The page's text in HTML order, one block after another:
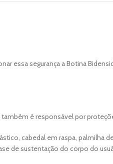
essa segurança a Botina
é responsável por
cabedal em raspa, palmilha
de sustentação do corpo do